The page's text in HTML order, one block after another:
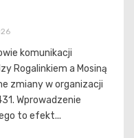
komunikacji
Rogalinkiem a Mosiną
zmiany w organizacji
Wprowadzenie
to efekt...